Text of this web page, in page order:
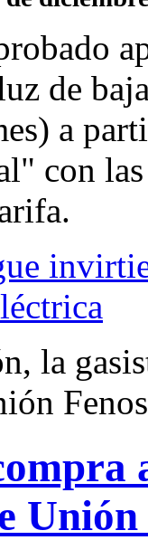
de
a
con
la
Unión